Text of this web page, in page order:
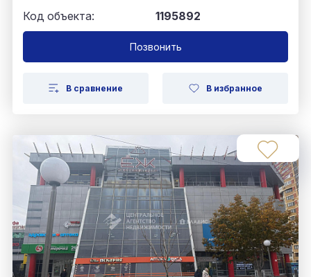
Код объекта:
1195892
Позвонить
В сравнение В избранное